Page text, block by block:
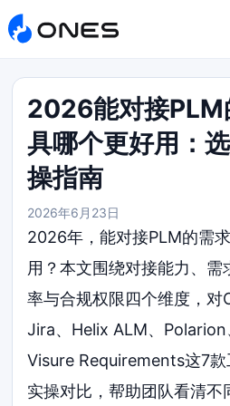
2026能对接PLM
具哪个更好用：
操指南
2026年6月23日
2026年，能对接PLM的需
用？本文围绕对接能力、需
率与合规权限四个维度，对
Jira、Helix ALM、Polarion
Visure Requirements这7
实操对比，帮助团队看清不